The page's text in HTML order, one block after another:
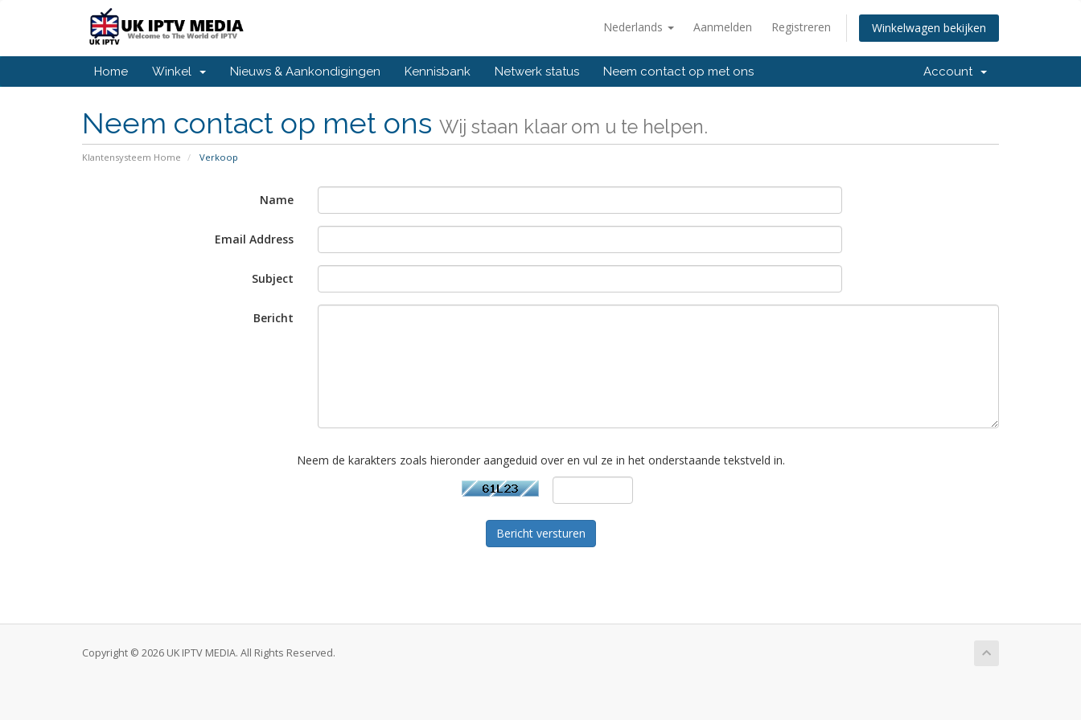
Nederlands Aanmelden Registreren Winkelwagen bekijken
Home Winkel Nieuws & Aankondigingen Kennisbank Netwerk status Neem contact op met ons Account
Neem contact op met ons Wij staan klaar om u te helpen.
Klantensysteem Home Verkoop
Name
Email Address
Subject
Bericht
Neem de karakters zoals hieronder aangeduid over en vul ze in het onderstaande tekstveld in.
Bericht versturen
Copyright © 2026 UK IPTV MEDIA. All Rights Reserved.